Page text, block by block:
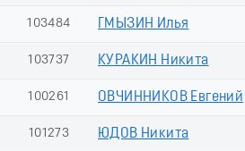
103484 ГМЫЗИН Илья
103737 КУРАКИН Никита
100261 ОВЧИННИКОВ Евгений
101273 ЮДОВ Никита